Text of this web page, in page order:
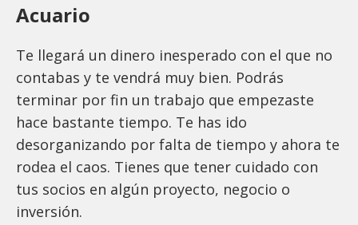
Acuario
Te llegará un dinero inesperado con el que no
contabas y te vendrá muy bien. Podrás
terminar por fin un trabajo que empezaste
hace bastante tiempo. Te has ido
desorganizando por falta de tiempo y ahora te
rodea el caos. Tienes que tener cuidado con
tus socios en algún proyecto, negocio o
inversión.